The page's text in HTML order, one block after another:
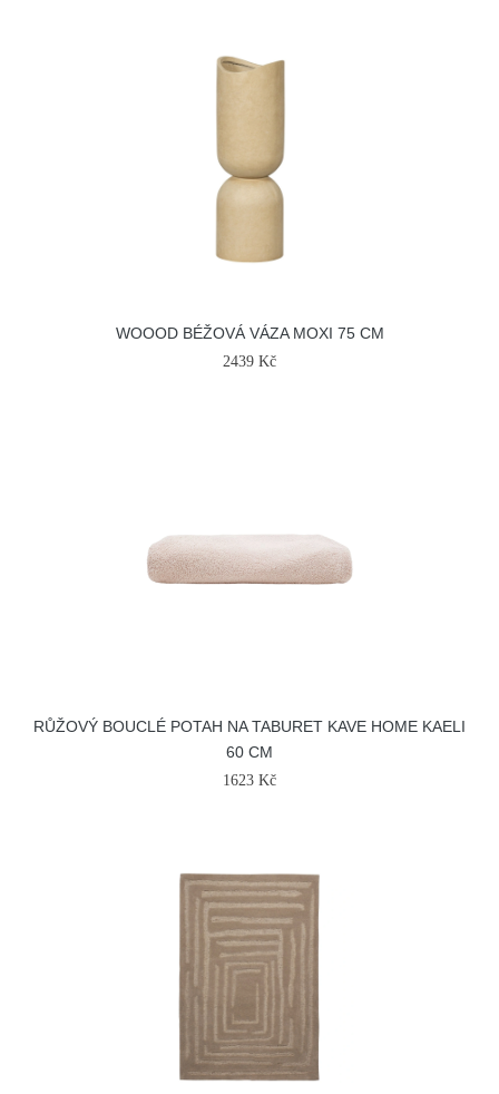
WOOOD BÉŽOVÁ VÁZA MOXI 75 CM
2439 Kč
RŮŽOVÝ BOUCLÉ POTAH NA TABURET KAVE HOME KAELI
60 CM
1623 Kč